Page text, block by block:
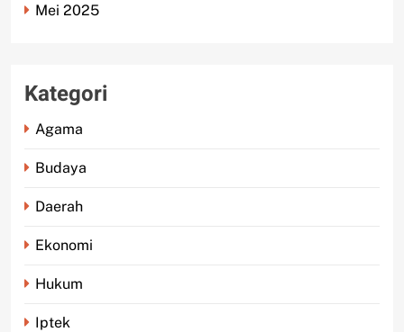
Mei 2025
Kategori
Agama
Budaya
Daerah
Ekonomi
Hukum
Iptek